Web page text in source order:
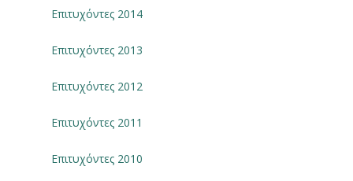
Επιτυχόντες 2014
Επιτυχόντες 2013
Επιτυχόντες 2012
Επιτυχόντες 2011
Επιτυχόντες 2010